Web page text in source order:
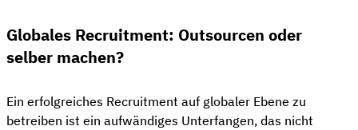
Globales Recruitment: Outsourcen oder
selber machen?
Ein erfolgreiches Recruitment auf globaler Ebene zu
betreiben ist ein aufwändiges Unterfangen, das nicht